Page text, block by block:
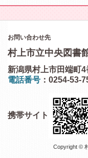
お問い合わせ先
村上市立中央図書
新潟県村上市田端町
電話番号 ：0254-53-
携帯サイト
Copyright ©